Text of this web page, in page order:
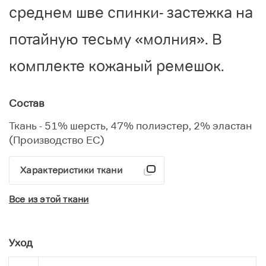
среднем шве спинки- застежка на
потайную тесьму «молния». В
комплекте кожаный ремешок.
Состав
Ткань - 51% шерсть, 47% полиэстер, 2% эластан
(Производство ЕС)
Характеристики ткани
Все из этой ткани
Уход